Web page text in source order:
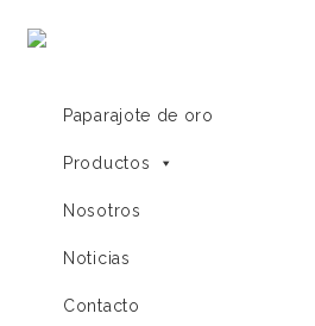
Paparajote de oro
Productos
Nosotros
Noticias
Contacto